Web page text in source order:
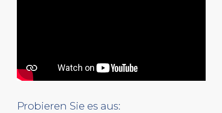
Probieren Sie es aus: